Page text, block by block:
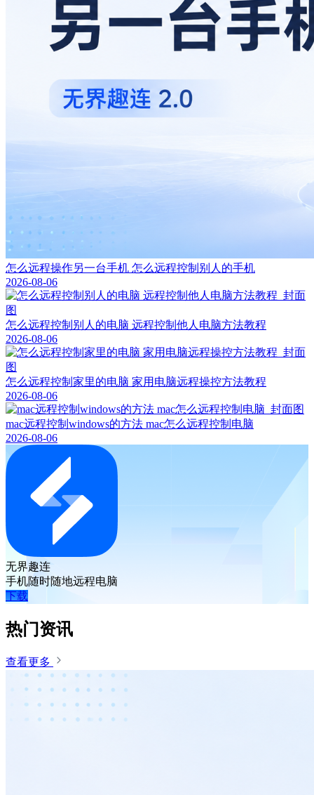
怎么远程操作另一台手机 怎么远程控制别人的手机
2026-08-06
怎么远程控制别人的电脑 远程控制他人电脑方法教程
2026-08-06
怎么远程控制家里的电脑 家用电脑远程操控方法教程
2026-08-06
mac远程控制windows的方法 mac怎么远程控制电脑
2026-08-06
无界趣连
手机随时随地远程电脑
下载
热门资讯
查看更多